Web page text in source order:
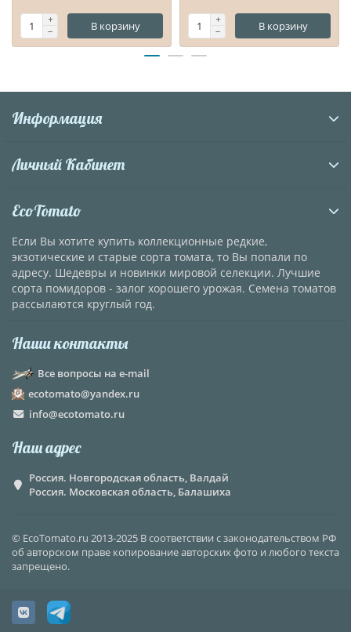
В корзину В корзину
Информация
Личный Кабинет
EcoTomato
Если Вы хотите купить коллекционные редкие,
экзотические и старые сорта томата, то Вы попали по
адресу. Шедевры и новинки мировой селекции. Лучшие
сорта помидоров - залог хорошего урожая. Семена томатов
рассылаются круглый год.
Наши контакты
Все вопросы на e-mail
ecotomato@yandex.ru
info@ecotomato.ru
Наш адрес
Россия. Новгородская область, Валдай
Россия. Московская область, Балашиха
© EcoTomato.ru 2013-2025 В соответствии с законодательством РФ
об авторском праве копирование авторских фото и любого текста
запрещено.